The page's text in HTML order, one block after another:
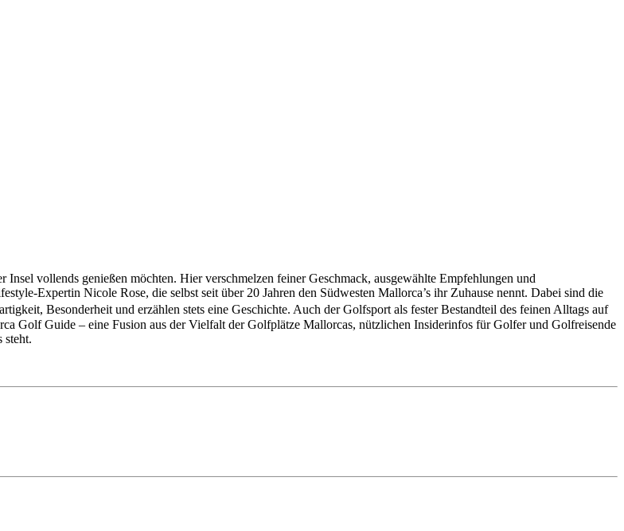
vollends genießen möchten. Hier verschmelzen feiner Geschmack, ausgewählte Empfehlungen und
Expertin Nicole Rose, die selbst seit über 20 Jahren den Südwesten Mallorca’s ihr Zuhause nennt. Dabei sind die
Besonderheit und erzählen stets eine Geschichte. Auch der Golfsport als fester Bestandteil des feinen Alltags auf
Golf Guide – eine Fusion aus der Vielfalt der Golfplätze Mallorcas, nützlichen Insiderinfos für Golfer und Golfreisende
steht.